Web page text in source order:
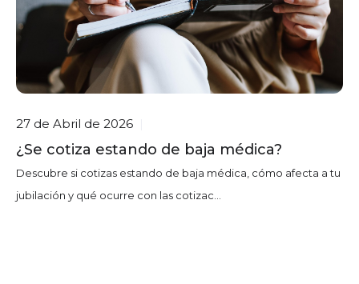
27 de Abril de 2026
¿Se cotiza estando de baja médica?
Descubre si cotizas estando de baja médica, cómo afecta a tu
jubilación y qué ocurre con las cotizac...